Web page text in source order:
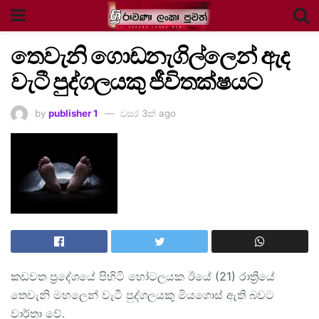
තෙවැනි ගොඩනැගිල්ලෙන් ඇද
වැටී පුද්ගලයකු ජීවිතක්ෂයට
by publisher 1 වසර 3ක් ago
කඩවත ප්‍රදේශයේ පිහිටි හෝටලයක ඊයේ (21) රාත්‍රියේ
තෙවැනි මහලෙන් වැටී පුද්ගලයකු මියගොස් ඇති බවට
වාර්තා වේ.